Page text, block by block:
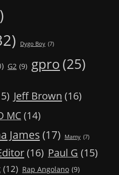
Dygo Boy (7)
G2 (9) gpro(25)
Jeff Brown (16)
MC (14)
James (17) Mamy (7)
(16) Paul G (15)
(12) Rap Angolano (9)